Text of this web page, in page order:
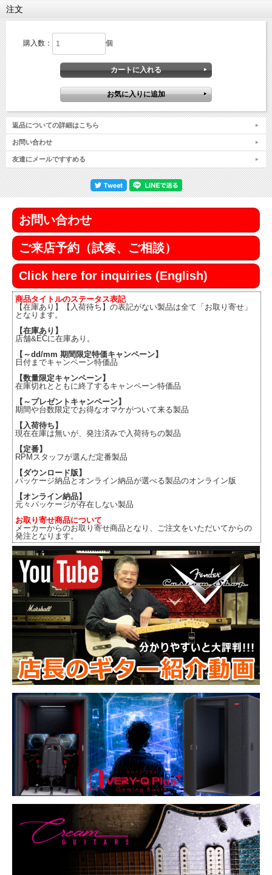
注文
購入数： 個
返品についての詳細はこちら
お問い合わせ
友達にメールですすめる
お問い合わせ
ご来店予約（試奏、ご相談）
Click here for inquiries (English)
商品タイトルのステータス表記
【在庫あり】【入荷待ち】の表記がない製品は全て「お取り寄せ」
となります。
【在庫あり】
店舗&ECに在庫あり。
【～dd/mm 期間限定特価キャンペーン】
日付までキャンペーン特価品
【数量限定キャンペーン】
在庫切れとともに終了するキャンペーン特価品
【～プレゼントキャンペーン】
期間や台数限定でお得なオマケがついて来る製品
【入荷待ち】
現在在庫は無いが、発注済みで入荷待ちの製品
【定番】
RPMスタッフが選んだ定番製品
【ダウンロード版】
パッケージ納品とオンライン納品が選べる製品のオンライン版
【オンライン納品】
元々パッケージが存在しない製品
お取り寄せ商品について
メーカーからのお取り寄せ商品となり、ご注文をいただいてからの
発注となります。